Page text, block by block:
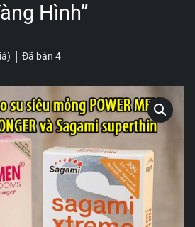
Hình”
trênđánh giá
Đã bán 4